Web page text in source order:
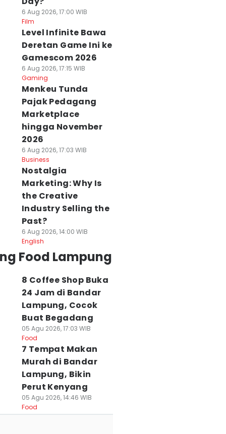
6 Aug 2026, 17:00 WIB
Film
Level Infinite Bawa
Deretan Game Ini ke
Gamescom 2026
6 Aug 2026, 17:15 WIB
Gaming
Menkeu Tunda
Pajak Pedagang
Marketplace
hingga November
2026
6 Aug 2026, 17:03 WIB
Business
Nostalgia
Marketing: Why Is
the Creative
Industry Selling the
Past?
6 Aug 2026, 14:00 WIB
English
Food Lampung
8 Coffee Shop Buka
24 Jam di Bandar
Lampung, Cocok
Buat Begadang
05 Agu 2026, 17:03 WIB
Food
7 Tempat Makan
Murah di Bandar
Lampung, Bikin
Perut Kenyang
05 Agu 2026, 14:46 WIB
Food